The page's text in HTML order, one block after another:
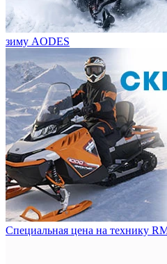
зиму AODES
Специальная цена на технику